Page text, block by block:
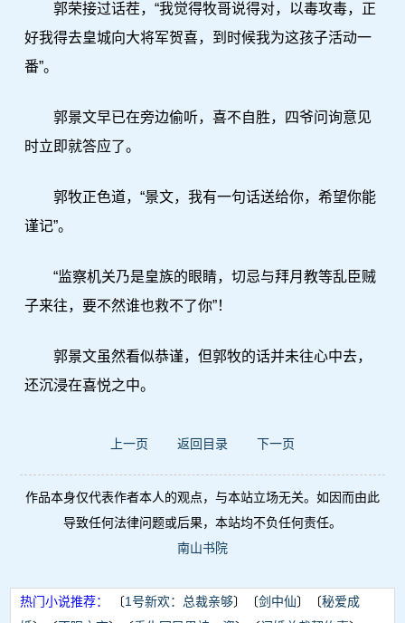
郭荣接过话茬，“我觉得牧哥说得对，以毒攻毒，正
好我得去皇城向大将军贺喜，到时候我为这孩子活动一
番”。
郭景文早已在旁边偷听，喜不自胜，四爷问询意见
时立即就答应了。
郭牧正色道，“景文，我有一句话送给你，希望你能
谨记”。
“监察机关乃是皇族的眼睛，切忌与拜月教等乱臣贼
子来往，要不然谁也救不了你”！
郭景文虽然看似恭谨，但郭牧的话并未往心中去，
还沉浸在喜悦之中。
上一页 返回目录 下一页
作品本身仅代表作者本人的观点，与本站立场无关。如因而由此
导致任何法律问题或后果，本站均不负任何责任。
南山书院
热门小说推荐： 〔1号新欢：总裁亲够〕〔剑中仙〕〔秘爱成